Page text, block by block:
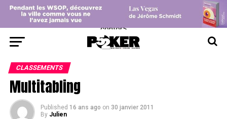
center>
CLASSEMENTS
Multitabling
Published 16 ans ago on 30 janvier 2011
By Julien